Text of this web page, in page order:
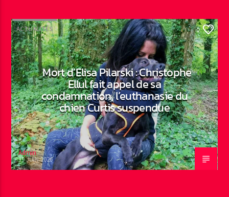
ACTUALITÉS 0
Mort d’Elisa Pilarski : Christophe
Ellul fait appel de sa
condamnation, l’euthanasie du
chien Curtis suspendue
Admin
19 JUIN 2026